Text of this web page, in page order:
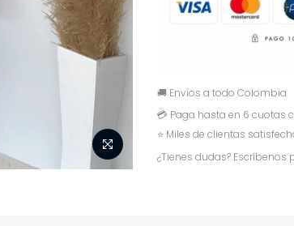
🚚 Envíos a todo Colombia
💳 Paga hasta en 6 cuotas
⭐ Miles de clientas
¿Tienes dudas?